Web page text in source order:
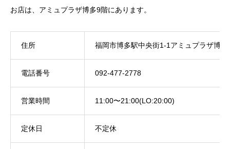
お店は、アミュプラザ博多9階にあります。
住所 福岡市博多駅中央街1-1アミュプラザ博多
電話番号 092-477-2778
営業時間 11:00〜21:00(LO:20:00)
定休日 不定休